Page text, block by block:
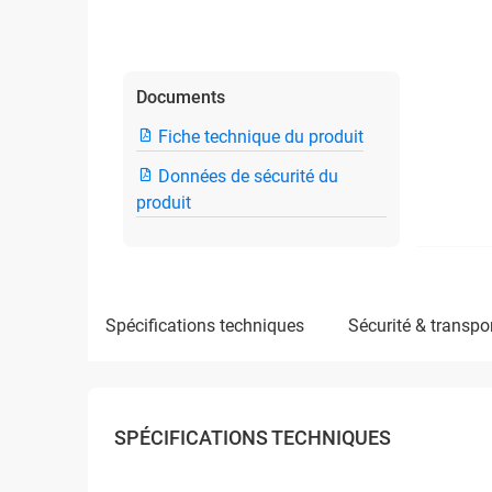
Documents
Fiche technique du produit
Données de sécurité du
produit
spécifications techniques sécurité &
SPÉCIFICATIONS TECHNIQUES